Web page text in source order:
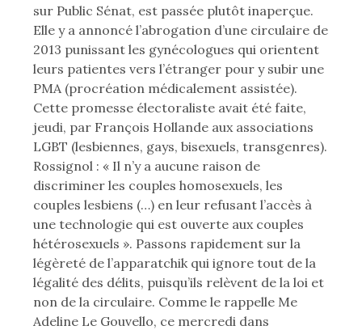
S
sur Public Sénat, est passée plutôt inaperçue.
Elle y a annoncé l’abrogation d’une circulaire de
2013 punissant les gynécologues qui orientent
leurs patientes vers l’étranger pour y subir une
PMA (procréation médicalement assistée).
Cette promesse électoraliste avait été faite,
jeudi, par François Hollande aux associations
LGBT (lesbiennes, gays, bisexuels, transgenres).
Rossignol : « Il n’y a aucune raison de
discriminer les couples homosexuels, les
couples lesbiens (…) en leur refusant l’accès à
une technologie qui est ouverte aux couples
hétérosexuels ». Passons rapidement sur la
légèreté de l’apparatchik qui ignore tout de la
légalité des délits, puisqu’ils relèvent de la loi et
non de la circulaire. Comme le rappelle Me
Adeline Le Gouvello, ce mercredi dans